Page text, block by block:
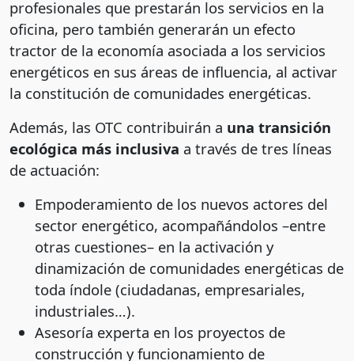
profesionales que prestarán los servicios en la
oficina, pero también generarán un efecto
tractor de la economía asociada a los servicios
energéticos en sus áreas de influencia, al activar
la constitución de comunidades energéticas.
Además, las OTC contribuirán a una transición
ecológica más inclusiva a través de tres líneas
de actuación:
Empoderamiento de los nuevos actores del
sector energético, acompañándolos –entre
otras cuestiones– en la activación y
dinamización de comunidades energéticas de
toda índole (ciudadanas, empresariales,
industriales…).
Asesoría experta en los proyectos de
construcción y funcionamiento de